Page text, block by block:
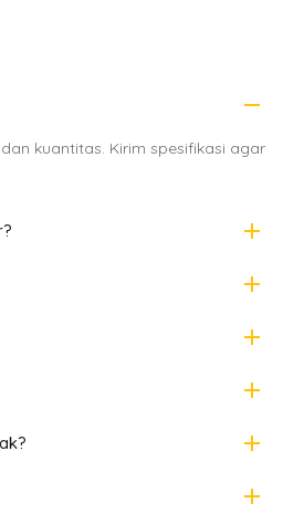
remove
kuantitas. Kirim spesifikasi agar
add
add
add
add
add
add